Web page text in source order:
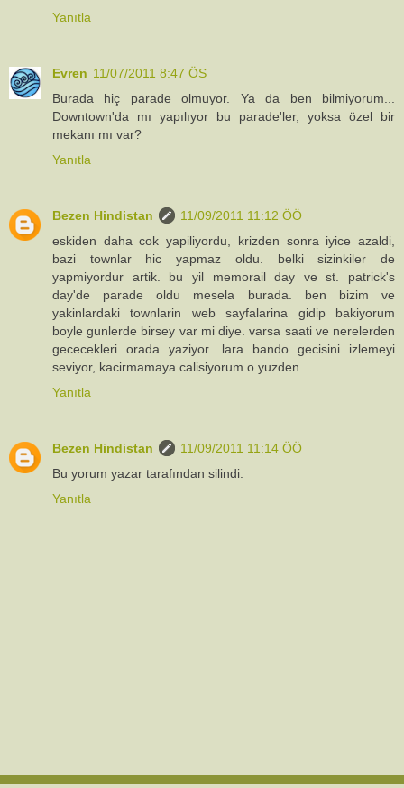
Yanıtla
Evren 11/07/2011 8:47 ÖS
Burada hiç parade olmuyor. Ya da ben bilmiyorum...
Downtown'da mı yapılıyor bu parade'ler, yoksa özel bir
mekanı mı var?
Yanıtla
Bezen Hindistan
11/09/2011 11:12 ÖÖ
eskiden daha cok yapiliyordu, krizden sonra iyice azaldi,
bazi townlar hic yapmaz oldu. belki sizinkiler de
yapmiyordur artik. bu yil memorail day ve st. patrick's
day'de parade oldu mesela burada. ben bizim ve
yakinlardaki townlarin web sayfalarina gidip bakiyorum
boyle gunlerde birsey var mi diye. varsa saati ve nerelerden
gececekleri orada yaziyor. lara bando gecisini izlemeyi
seviyor, kacirmamaya calisiyorum o yuzden.
Yanıtla
Bezen Hindistan
11/09/2011 11:14 ÖÖ
Bu yorum yazar tarafından silindi.
Yanıtla